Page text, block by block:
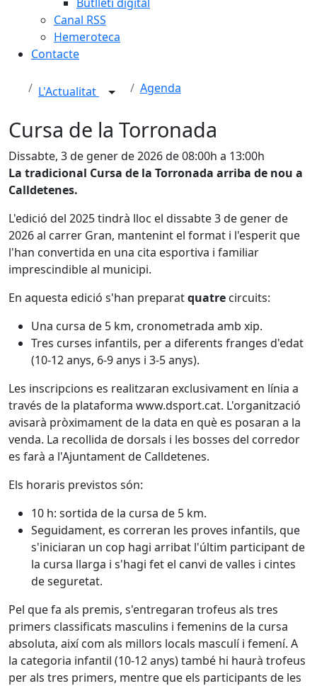
Canal RSS
Hemeroteca
Contacte
L'Actualitat Agenda
Cursa de la Torronada
Dissabte, 3 de gener de 2026 de 08:00h a 13:00h
La tradicional Cursa de la Torronada arriba de nou a
Calldetenes.
L'edició del 2025 tindrà lloc el dissabte 3 de gener de
2026 al carrer Gran, mantenint el format i l'esperit que
l'han convertida en una cita esportiva i familiar
imprescindible al municipi.
En aquesta edició s'han preparatquatre circuits:
Una cursa de 5 km, cronometrada amb xip.
Tres curses infantils, per a diferents franges d'edat
(10-12 anys, 6-9 anys i 3-5 anys).
Les inscripcions es realitzaran exclusivament en línia a
través de la plataforma www.dsport.cat. L'organització
avisarà pròximament de la data en què es posaran a la
venda. La recollida de dorsals i les bosses del corredor
es farà a l'Ajuntament de Calldetenes.
Els horaris previstos són:
10 h: sortida de la cursa de 5 km.
Seguidament, es correran les proves infantils, que
s'iniciaran un cop hagi arribat l'últim participant de
la cursa llarga i s'hagi fet el canvi de valles i cintes
de seguretat.
Pel que fa als premis, s'entregaran trofeus als tres
primers classificats masculins i femenins de la cursa
absoluta, així com als millors locals masculí i femení. A
la categoria infantil (10-12 anys) també hi haurà trofeus
per als tres primers, mentre que els participants de les